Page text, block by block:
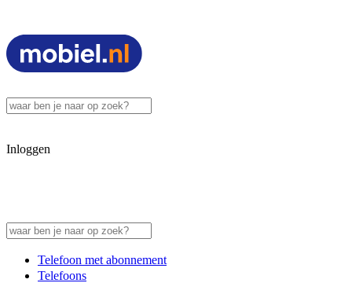
Inloggen
Telefoon met abonnement
Telefoons